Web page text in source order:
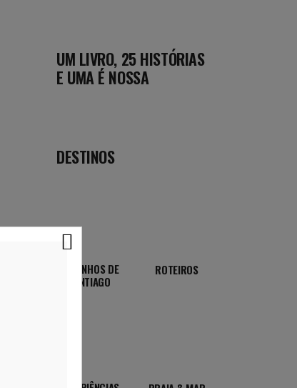
UM LIVRO, 25 HISTÓRIAS
E UMA É NOSSA
DESTINOS
CAMINHOS DE
SANTIAGO
ROTEIROS